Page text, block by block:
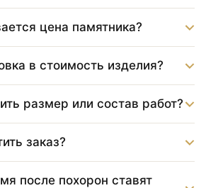
цена памятника?
в стоимость изделия?
размер или состав работ?
заказ?
после похорон ставят